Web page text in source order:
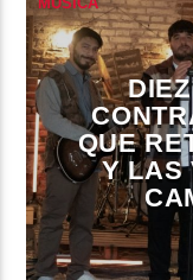
QUE
Y LAS